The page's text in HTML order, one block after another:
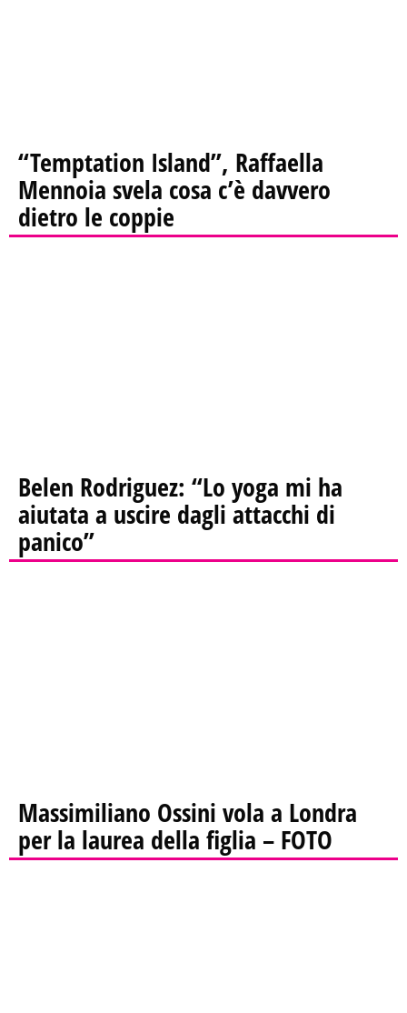
“Temptation Island”, Raffaella
Mennoia svela cosa c’è davvero
dietro le coppie
Belen Rodriguez: “Lo yoga mi ha
aiutata a uscire dagli attacchi di
panico”
Massimiliano Ossini vola a Londra
per la laurea della figlia – FOTO